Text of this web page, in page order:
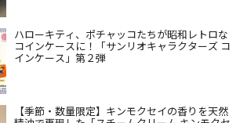
ハローキティ、ポチャッコたちが昭和レトロな
コインケースに！「サンリオキャラクターズ コ
インケース」第２弾
【季節・数量限定】キンモクセイの香りを天然